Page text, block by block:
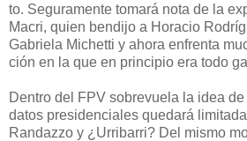
to. Se­gu­ra­men­te to­ma­rá no­ta de la
Ma­cri, quien ben­di­jo a Ho­ra­cio
Ga­brie­la Michet­ti y aho­ra en­fren­ta
ción en la que en prin­ci­pio era to­do
Den­tro del FPV so­bre­vue­la la idea
da­tos pre­si­den­cia­les que­da­rá
Ran­daz­zo y ¿Urri­ba­rri? Del mis­mo